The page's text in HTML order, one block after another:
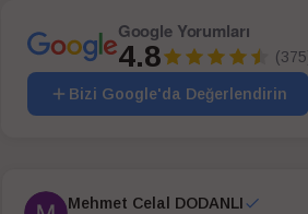
Google Yorumları
4.8
Bizi Google'da Değerlendirin
Mehmet Celal DODANLI